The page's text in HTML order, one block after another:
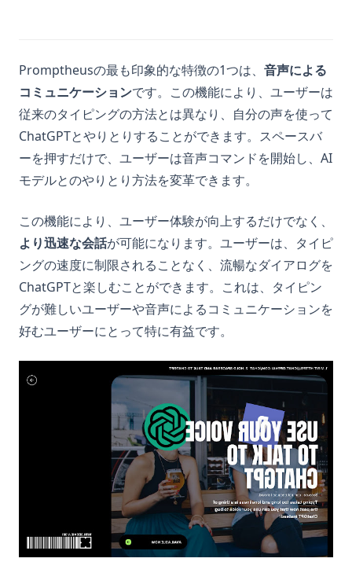
Python Reverse Rangeの使い方：簡単なガイド
Python Switch Case: How to Implement Switch Statements
in Python
Python Switch Case: PythonでのSwitch文の実装方法
Python における KeyError 0 例外：修正と回避方法
Python における NLTK トークン分割: ここからすぐに始めよう
Python3 Linter: The Ultimate Guide to Boosting Your Code
Quality
Python3 Linter: コード品質を向上させる究極のガイド
PythonでBeautiful Soupのスクレイピング効率を向上させる方
法：効率的なWebスクレイピングを実現しましょう！
PythonでSQL ServerにPyodbcを使用して接続する方法
PythonでSyntaxError invalid syntaxを修正する方法 - 有効な
PythonでのForループカウンター：説明
Pythonでの副作用（Side_effect）- その意味と使用方法
Pythonでの等しくないものとは何ですか？
Pythonでの複数のコンストラクタ：説明
Pythonで文字列を整数に変換する方法：簡単なガイド
PythonとActivePythonとAnacondaの違いについて比較
PandasデータフレームでNaN値をチェックする方法
Pandasデータフレームの簡単な集約方法
Pandasプロットヒストグラム：Pythonでヒストグラムを作成
およびカスタマイズする
Pandas列のリストの展開：包括的なガイド
ック
Python Pandasを使用してDataFrameをプロットする方法
Python Vector Database: The Best Databases and Tools for
Spatial Data and Generative AI
Pythonで辞書をデータフレームに変換する方法（Pandas解
説）
Pythonベクトルデータベース：空間データと生成AIのための最
高のデータベースとツール
Resolving 'No Module Named in Pandas' Error: Detailed
Sort Pandas DataFrame: Examples and Tips
Sorting Pandas DataFrame by Index
Unpacking Lists in Pandas Columns: Comprehensive Guide
Using DataFrame.loc to Access and Manipulate Data in
Pandas
Promptheusの最も印象的な特徴の1つは、 音声による
コミュニケーションです。この機能により、ユーザーは
従来のタイピングの方法とは異なり、自分の声を使って
ChatGPTとやりとりすることができます。スペースバ
ーを押すだけで、ユーザーは音声コマンドを開始し、AI
モデルとのやりとり方法を変革できます。
この機能により、ユーザー体験が向上するだけでなく、
より迅速な会話が可能になります。ユーザーは、タイピ
ングの速度に制限されることなく、流暢なダイアログを
ChatGPTと楽しむことができます。これは、タイピン
グが難しいユーザーや音声によるコミュニケーションを
好むユーザーにとって特に有益です。